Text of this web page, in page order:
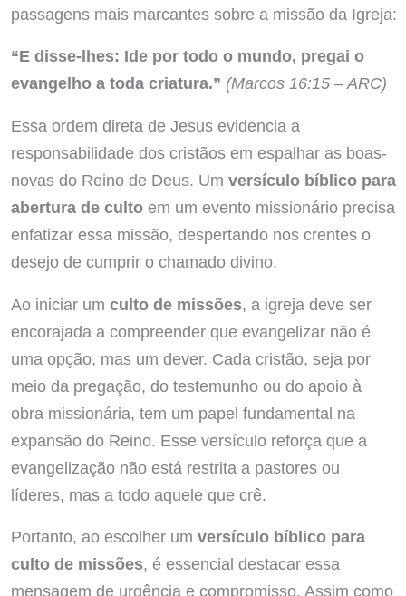
passagens mais marcantes sobre a missão da Igreja:
“E disse-lhes: Ide por todo o mundo, pregai o
evangelho a toda criatura.” (Marcos 16:15 – ARC)
Essa ordem direta de Jesus evidencia a
responsabilidade dos cristãos em espalhar as boas-
novas do Reino de Deus. Um versículo bíblico para
abertura de cultoem um evento missionário precisa
enfatizar essa missão, despertando nos crentes o
desejo de cumprir o chamado divino.
Ao iniciar um culto de missões, a igreja deve ser
encorajada a compreender que evangelizar não é
uma opção, mas um dever. Cada cristão, seja por
meio da pregação, do testemunho ou do apoio à
obra missionária, tem um papel fundamental na
expansão do Reino. Esse versículo reforça que a
evangelização não está restrita a pastores ou
líderes, mas a todo aquele que crê.
Portanto, ao escolher um versículo bíblico para
culto de missões, é essencial destacar essa
mensagem de urgência e compromisso. Assim como